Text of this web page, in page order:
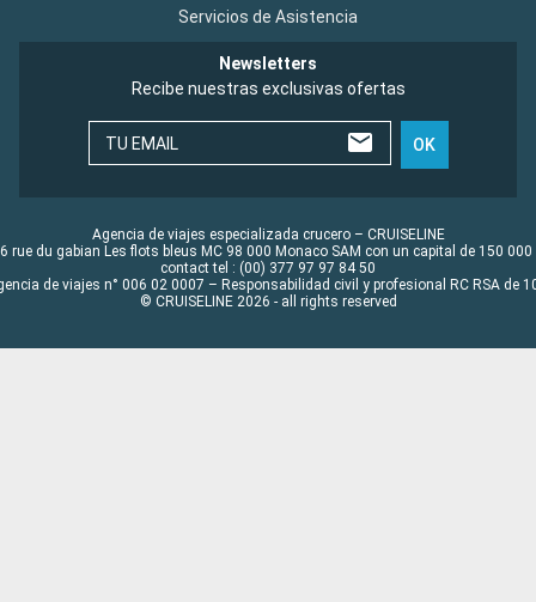
Servicios de Asistencia
Newsletters
Recibe nuestras exclusivas ofertas
TU EMAIL OK
Agencia de viajes especializada crucero – CRUISELINE
rue du gabian Les flots bleus MC 98 000 Monaco SAM con un capital de 150 000
contact tel : (00) 377 97 97 84 50
de viajes n° 006 02 0007 – Responsabilidad civil y profesional RC RSA de
© CRUISELINE 2026 - all rights reserved